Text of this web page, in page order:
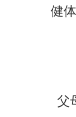
健体
父母